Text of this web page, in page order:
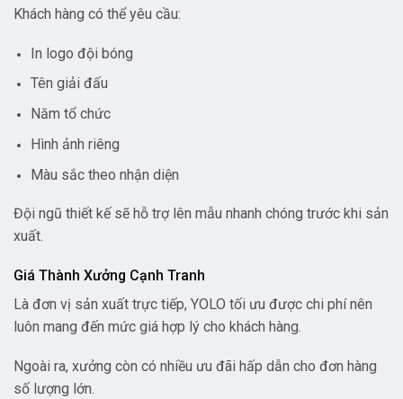
Khách hàng có thể yêu cầu:
In logo đội bóng
Tên giải đấu
Năm tổ chức
Hình ảnh riêng
Màu sắc theo nhận diện
Đội ngũ thiết kế sẽ hỗ trợ lên mẫu nhanh chóng trước khi sản
xuất.
Giá Thành Xưởng Cạnh Tranh
Là đơn vị sản xuất trực tiếp, YOLO tối ưu được chi phí nên
luôn mang đến mức giá hợp lý cho khách hàng.
Ngoài ra, xưởng còn có nhiều ưu đãi hấp dẫn cho đơn hàng
số lượng lớn.